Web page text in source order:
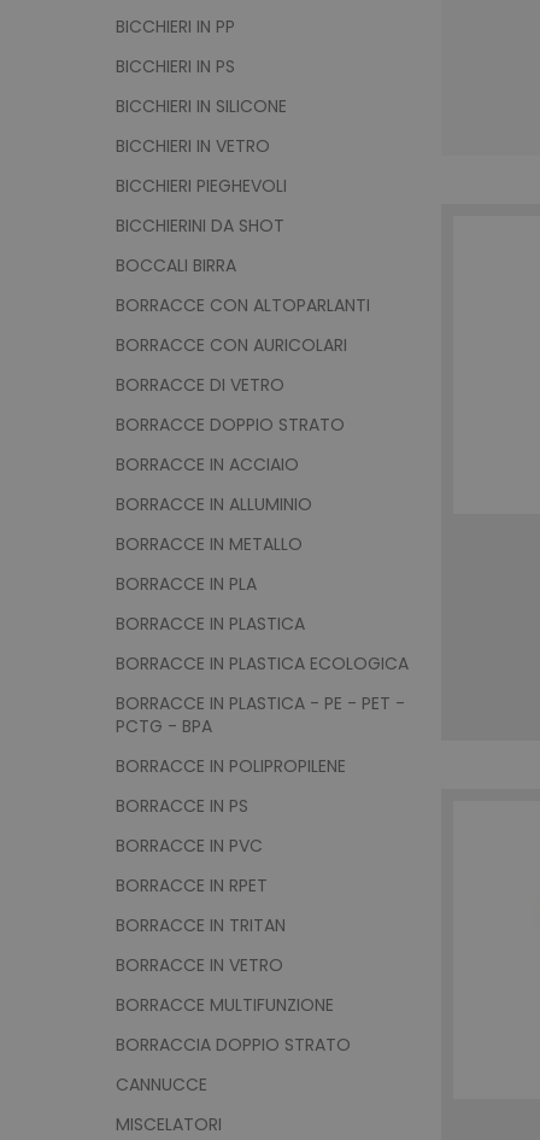
BICCHIERI IN PP
BICCHIERI IN PS
BICCHIERI IN SILICONE
BICCHIERI IN VETRO
BICCHIERI PIEGHEVOLI
BICCHIERINI DA SHOT
BOCCALI BIRRA
BORRACCE CON ALTOPARLANTI
BORRACCE CON AURICOLARI
BORRACCE DI VETRO
BORRACCE DOPPIO STRATO
BORRACCE IN ACCIAIO
BORRACCE IN ALLUMINIO
BORRACCE IN METALLO
BORRACCE IN PLA
BORRACCE IN PLASTICA
BORRACCE IN PLASTICA ECOLOGICA
BORRACCE IN PLASTICA - PE - PET -
PCTG - BPA
BORRACCE IN POLIPROPILENE
BORRACCE IN PS
BORRACCE IN PVC
BORRACCE IN RPET
BORRACCE IN TRITAN
BORRACCE IN VETRO
BORRACCE MULTIFUNZIONE
BORRACCIA DOPPIO STRATO
CANNUCCE
MISCELATORI